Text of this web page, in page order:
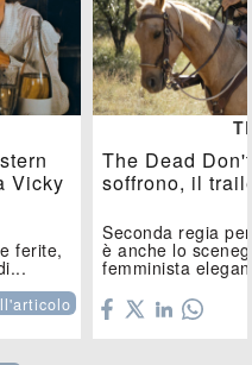
Vicky
ferite,
The Dead
soffrono, il
Seconda regia
è anche lo
femminista